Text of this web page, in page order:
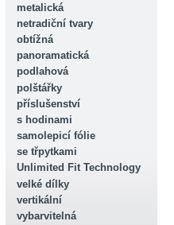
metalická
netradiční tvary
obtížná
panoramatická
podlahová
polštářky
příslušenství
s hodinami
samolepicí fólie
se třpytkami
Unlimited Fit Technology
velké dílky
vertikální
vybarvitelná